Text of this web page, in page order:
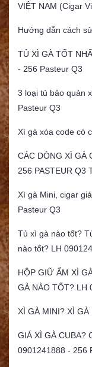
VIỆT NAM (Cigar
Hướng dẫn cách
TỦ XÌ GÀ TỐT
- 256 Pasteur Q3
3 loại tủ bảo quản
Pasteur Q3
Xì gà xóa code có
CÁC DÒNG XÌ GÀ
256 PASTEUR Q3
Xì gà Mini, cigar
Pasteur Q3
Tủ xì gà nào tốt?
nào tốt? LH
HỘP GIỮ ẨM XÌ
GÀ NÀO TỐT? LH
XÌ GÀ MINI? XÌ
GIÁ XÌ GÀ CUBA?
0901241888 - 256